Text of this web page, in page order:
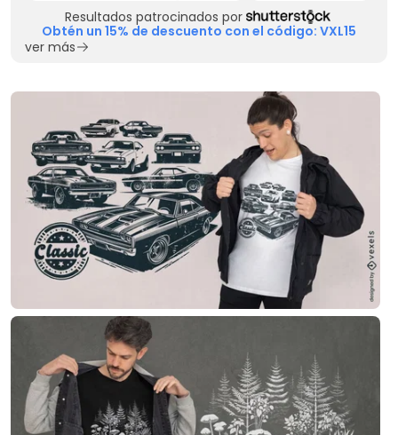
Resultados patrocinados por
Obtén un 15% de descuento con el código: VXL15
ver más